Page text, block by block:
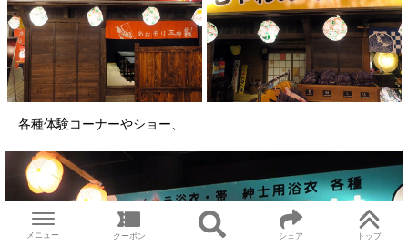
各種体験コーナーやショー、
メニュー クーポン シェア トップ